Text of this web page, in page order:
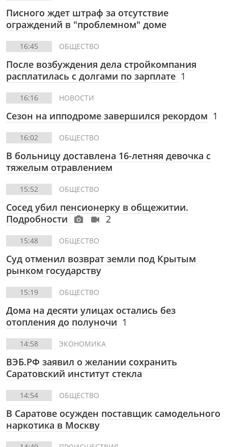
Писного ждет штраф за отсутствие
ограждений в "проблемном" доме
16:45 ОБЩЕСТВО
После возбуждения дела стройкомпания
расплатилась с долгами по зарплате 1
16:16 НОВОСТИ
Сезон на ипподроме завершился рекордом 1
16:02 ОБЩЕСТВО
В больницу доставлена 16-летняя девочка с
тяжелым отравлением
15:52 ОБЩЕСТВО
Сосед убил пенсионерку в общежитии.
Подробности
2
15:48 ОБЩЕСТВО
Суд отменил возврат земли под Крытым
рынком государству
15:19 ОБЩЕСТВО
Дома на десяти улицах остались без
отопления до полуночи 1
14:58 ЭКОНОМИКА
ВЭБ.РФ заявил о желании сохранить
Саратовский институт стекла
14:54 ОБЩЕСТВО
В Саратове осужден поставщик самодельного
наркотика в Москву